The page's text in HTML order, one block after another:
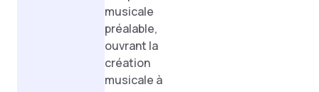
musicale
préalable,
ouvrant la
création
musicale à